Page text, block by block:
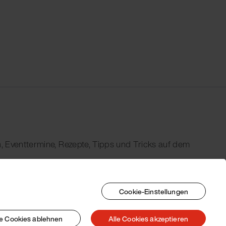
Rezepte, Tipps und Tricks auf dem
Cookie-Einstellungen
Cookies ablehnen Alle Cookies akzeptieren